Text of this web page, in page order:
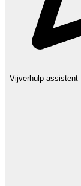
Vijverhulp assistent